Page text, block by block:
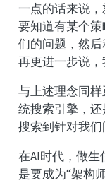
一点的话来说，
要知道有某个
们的问题，然后
再更进一步说
与上述理念同
统搜索引擎，
搜索到针对我们
在AI时代，做生
是要成为“架构